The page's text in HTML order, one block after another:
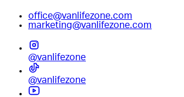
office@vanlifezone.com
marketing@vanlifezone.com
@vanlifezone
@vanlifezone